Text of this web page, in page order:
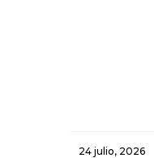
24 julio, 2026